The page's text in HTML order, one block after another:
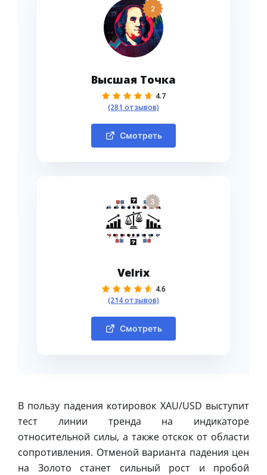
2
Высшая Точка
4.7
(281 отзывов)
Смотреть
3
Velrix
4.6
(214 отзывов)
Смотреть
В пользу падения котировок XAU/USD выступит
тест линии тренда на индикаторе
относительной силы, а также отскок от области
сопротивления. Отменой варианта падения цен
на Золото станет сильный рост и пробой